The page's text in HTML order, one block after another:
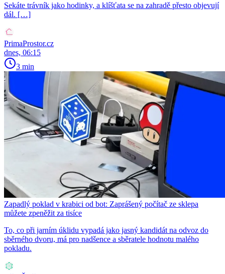
Sekáte trávník jako hodinky, a klíšťata se na zahradě přesto objevují
dál. […]
PrimaProstor.cz
dnes, 06:15
3 min
Zapadlý poklad v krabici od bot: Zaprášený počítač ze sklepa
můžete zpeněžit za tisíce
To, co při jarním úklidu vypadá jako jasný kandidát na odvoz do
sběrného dvoru, má pro nadšence a sběratele hodnotu malého
pokladu.